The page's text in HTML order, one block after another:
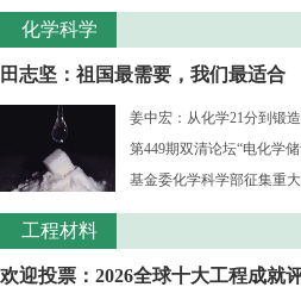
化学科学
田志坚：祖国最需要，我们最适合
姜中宏：从化学21分到锻
第449期双清论坛“电化学
基金委化学科学部征集重
工程材料
欢迎投票：2026全球十大工程成就